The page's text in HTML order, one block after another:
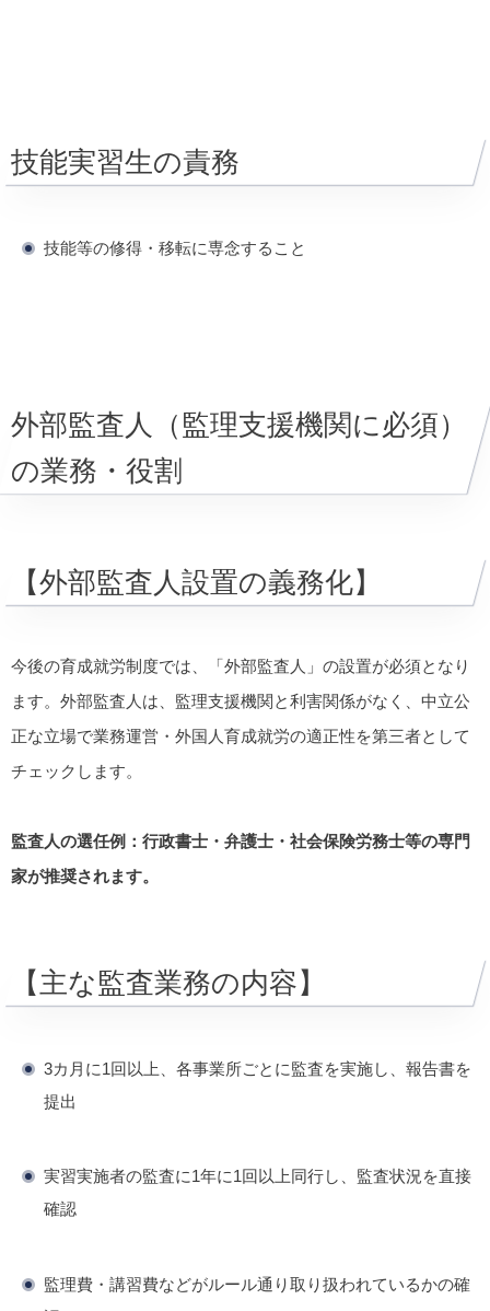
技能実習生の責務
技能等の修得・移転に専念すること
外部監査人（監理支援機関に必須）
の業務・役割
【外部監査人設置の義務化】
今後の育成就労制度では、「外部監査人」の設置が必須となり
ます。外部監査人は、監理支援機関と利害関係がなく、中立公
正な立場で業務運営・外国人育成就労の適正性を第三者として
チェックします。
監査人の選任例：行政書士・弁護士・社会保険労務士等の専門
家が推奨されます。
【主な監査業務の内容】
3カ月に1回以上、各事業所ごとに監査を実施し、報告書を
提出
実習実施者の監査に1年に1回以上同行し、監査状況を直接
確認
監理費・講習費などがルール通り取り扱われているかの確